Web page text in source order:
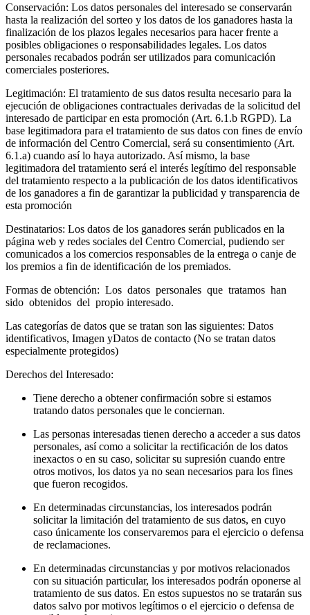
Conservación: Los datos personales del interesado se conservarán
hasta la realización del sorteo y los datos de los ganadores hasta la
finalización de los plazos legales necesarios para hacer frente a
posibles obligaciones o responsabilidades legales. Los datos
personales recabados podrán ser utilizados para comunicación
comerciales posteriores.
Legitimación: El tratamiento de sus datos resulta necesario para la
ejecución de obligaciones contractuales derivadas de la solicitud del
interesado de participar en esta promoción (Art. 6.1.b RGPD). La
base legitimadora para el tratamiento de sus datos con fines de envío
de información del Centro Comercial, será su consentimiento (Art.
6.1.a) cuando así lo haya autorizado. Así mismo, la base
legitimadora del tratamiento será el interés legítimo del responsable
del tratamiento respecto a la publicación de los datos identificativos
de los ganadores a fin de garantizar la publicidad y transparencia de
esta promoción
Destinatarios: Los datos de los ganadores serán publicados en la
página web y redes sociales del Centro Comercial, pudiendo ser
comunicados a los comercios responsables de la entrega o canje de
los premios a fin de identificación de los premiados.
Formas de obtención: Los datos personales que tratamos han
sido obtenidos del propio interesado.
Las categorías de datos que se tratan son las siguientes: Datos
identificativos, Imagen yDatos de contacto (No se tratan datos
especialmente protegidos)
Derechos del Interesado:
Tiene derecho a obtener confirmación sobre si estamos
tratando datos personales que le conciernan.
Las personas interesadas tienen derecho a acceder a sus datos
personales, así como a solicitar la rectificación de los datos
inexactos o en su caso, solicitar su supresión cuando entre
otros motivos, los datos ya no sean necesarios para los fines
que fueron recogidos.
En determinadas circunstancias, los interesados podrán
solicitar la limitación del tratamiento de sus datos, en cuyo
caso únicamente los conservaremos para el ejercicio o defensa
de reclamaciones.
En determinadas circunstancias y por motivos relacionados
con su situación particular, los interesados podrán oponerse al
tratamiento de sus datos. En estos supuestos no se tratarán sus
datos salvo por motivos legítimos o el ejercicio o defensa de